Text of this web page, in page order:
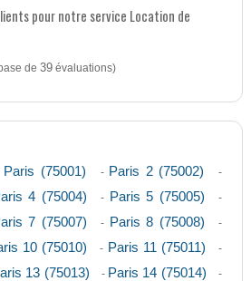
pour notre service Location de
de 39évaluations)
Paris (75001) - Paris 2 (75002) -
4 (75004) - Paris 5 (75005) -
7 (75007) - Paris 8 (75008) -
10 (75010) - Paris 11 (75011) -
13 (75013) - Paris 14 (75014) -